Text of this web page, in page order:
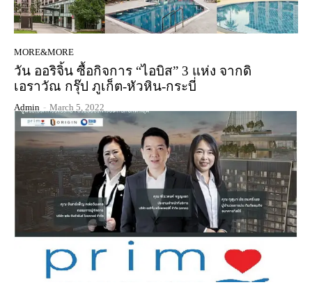
MORE&MORE
วัน ออริจิ้น ซื้อกิจการ “ไอบิส” 3 แห่ง จากดิ
เอราวัณ กรุ๊ป ภูเก็ต-หัวหิน-กระบี่
Admin - March 5, 2022